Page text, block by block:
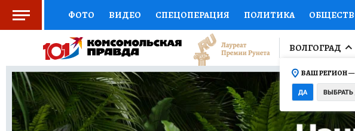
ФОТО ВИДЕО СПЕЦОПЕРАЦИЯ ПОЛИТИКА
СОЦПОДДЕРЖКА НАУКА СПОРТ КОЛУМНИСТЫ
ВЫБОР ЭКСПЕРТОВ ДОКТОР ФИНАНСЫ ОТКРЫВАЕМ
КНИЖНАЯ ПОЛКА ПРОГНОЗЫ НА СПОРТ ПРОМОКОДЫ
ВОЛГОГРАД
ВАШ РЕГИОН —
ДА ВЫБРАТЬ